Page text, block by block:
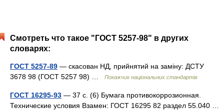
Смотреть что такое "ГОСТ 5257-98" в других
словарях:
ГОСТ 5257-89 — скасован НД, прийнятий на заміну: ДСТУ
3678 98 (ГОСТ 5257 98) …
Покажчик національних стандартів
ГОСТ 16295-93 — 37 с. (6) Бумага противокоррозионная.
Технические условия Взамен: ГОСТ 16295 82 раздел 55.040 …